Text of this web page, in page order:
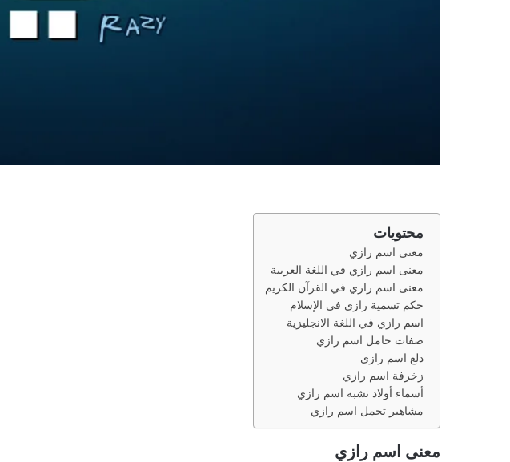
محتويات
معنى اسم رازي
معنى اسم رازي في اللغة العربية
معنى اسم رازي في القرآن الكريم
حكم تسمية رازي في الإسلام
اسم رازي في اللغة الانجليزية
صفات حامل اسم رازي
دلع اسم رازي
زخرفة اسم رازي
أسماء أولاد تشبه اسم رازي
مشاهير تحمل اسم رازي
معنى اسم رازي